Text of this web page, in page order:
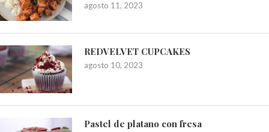
agosto 11, 2023
REDVELVET CUPCAKES
agosto 10, 2023
Pastel de platano con fresa